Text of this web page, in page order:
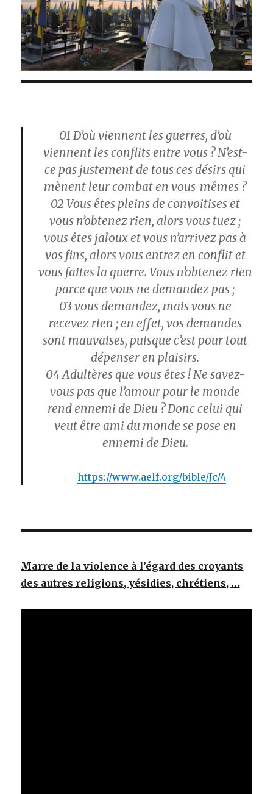
01 D’où viennent les guerres, d’où
viennent les conflits entre vous ? N’est-
ce pas justement de tous ces désirs qui
mènent leur combat en vous-mêmes ?
02 Vous êtes pleins de convoitises et
vous n’obtenez rien, alors vous tuez ;
vous êtes jaloux et vous n’arrivez pas à
vos fins, alors vous entrez en conflit et
vous faites la guerre. Vous n’obtenez rien
parce que vous ne demandez pas ;
03 vous demandez, mais vous ne
recevez rien ; en effet, vos demandes
sont mauvaises, puisque c’est pour tout
dépenser en plaisirs.
04Adultères que vous êtes ! Ne savez-
vous pas que l’amour pour le monde
rend ennemi de Dieu ? Donc celui qui
veut être ami du monde se pose en
ennemi de Dieu.
https://www.aelf.org/bible/Jc/4
Marre de la violence à l’égard des croyants
des autres religions, yésidies, chrétiens, …